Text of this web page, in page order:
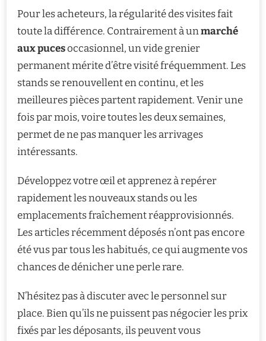
Pour les acheteurs, la régularité des visites fait
toute la différence. Contrairement à unmarché
aux pucesoccasionnel, un vide grenier
permanent mérite d’être visité fréquemment. Les
stands se renouvellent en continu, et les
meilleures pièces partent rapidement. Venir une
fois par mois, voire toutes les deux semaines,
permet de ne pas manquer les arrivages
intéressants.
Développez votre œil et apprenez à repérer
rapidement les nouveaux stands ou les
emplacements fraîchement réapprovisionnés.
Les articles récemment déposés n’ont pas encore
été vus par tous les habitués, ce qui augmente vos
chances de dénicher une perle rare.
N’hésitez pas à discuter avec le personnel sur
place. Bien qu’ils ne puissent pas négocier les prix
fixés par les déposants, ils peuvent vous